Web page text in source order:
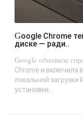
Google Chrome теперь потребует до 20 Гбайт на
диске — ради..
Google обновила
Chrome и включила
локальной
установки...